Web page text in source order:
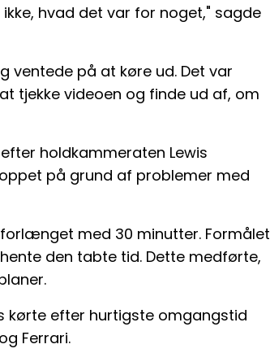
hvad det var for noget," sagde
ventede på at køre ud. Det var
tjekke videoen og finde ud af, om
holdkammeraten Lewis
på grund af problemer med
med 30 minutter. Formålet
den tabte tid. Dette medførte,
kørte efter hurtigste omgangstid
Ferrari.